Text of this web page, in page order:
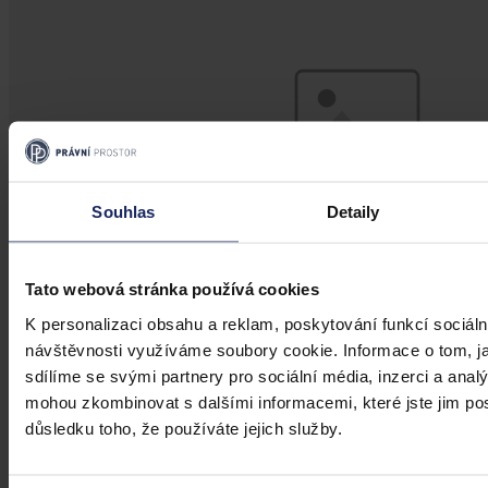
Souhlas Detaily
Tato webová stránka používá cookies
K personalizaci obsahu a reklam, poskytování funkcí
návštěvnosti využíváme soubory cookie. Informace o tom,
sdílíme se svými partnery pro sociální média, inzerci a
mohou zkombinovat s dalšími informacemi, které jste jim
důsledku toho, že používáte jejich služby.
Články
Transparentní odměňování v Česku má
zpoždění, firmám bez jasného systému